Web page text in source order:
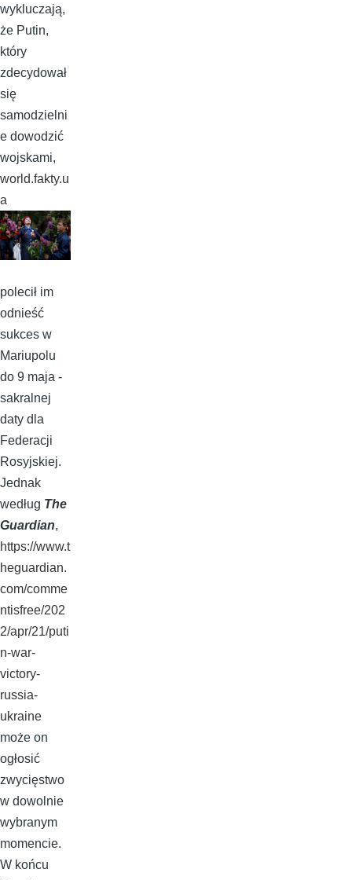
wykluczają,
że Putin,
który
zdecydował
się
samodzielni
e dowodzić
wojskami,
world.fakty.u
a
polecił im
odnieść
sukces w
Mariupolu
do 9 maja -
sakralnej
daty dla
Federacji
Rosyjskiej.
Jednak
według The
Guardian,
https://www.t
heguardian.
com/comme
ntisfree/202
2/apr/21/puti
n-war-
victory-
russia-
ukraine
może on
ogłosić
zwycięstwo
w dowolnie
wybranym
momencie.
W końcu